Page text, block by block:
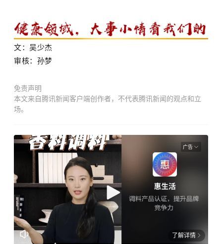
文：吴少杰
审核：孙梦
免责声明
本文来自腾讯新闻客户端创作者，不代表腾讯新闻的观点和立
场。
广告
了解详情